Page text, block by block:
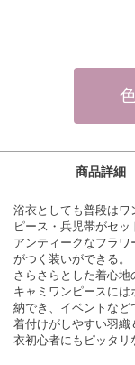
商品詳細
浴衣としても普段はワ
ピース・兵児帯がセッ
アンティークなフラ
がつく装いができる。
さらさらとした着心地
キャミワンピースに
納でき、イベントなど
着付けがしやすい羽
衣初心者にもピッタリ